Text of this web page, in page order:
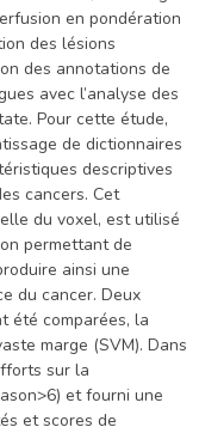
en pondération
des lésions
des annotations de
avec l’analyse des
Pour cette étude,
de dictionnaires
descriptives
cancers. Cet
du voxel, est utilisé
permettant de
ainsi une
du cancer. Deux
été comparées, la
marge (SVM). Dans
sur la
et fourni une
et scores de